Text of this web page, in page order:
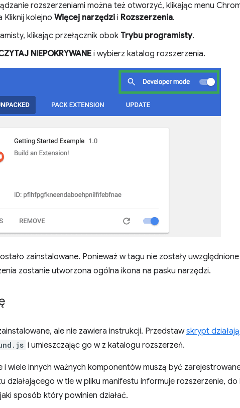
rozszerzeniami można też otworzyć, klikając menu
Kliknij kolejno Więcej narzędzi i Rozszerzenia.
klikając przełącznik obok Trybu programisty.
NIEPOKRYWANE i wybierz katalog rozszerzenia.
zainstalowane. Ponieważ w tagu nie zostały
zostanie utworzona ogólna ikona na pasku narzędzi.
ale nie zawiera instrukcji. Przedstawskrypt
i umieszczając go w z katalogu rozszerzeń.
i wiele innych ważnych komponentów muszą być
działającego w tle w pliku manifestu informuje rozszerzenie,
sposób który powinien działać.